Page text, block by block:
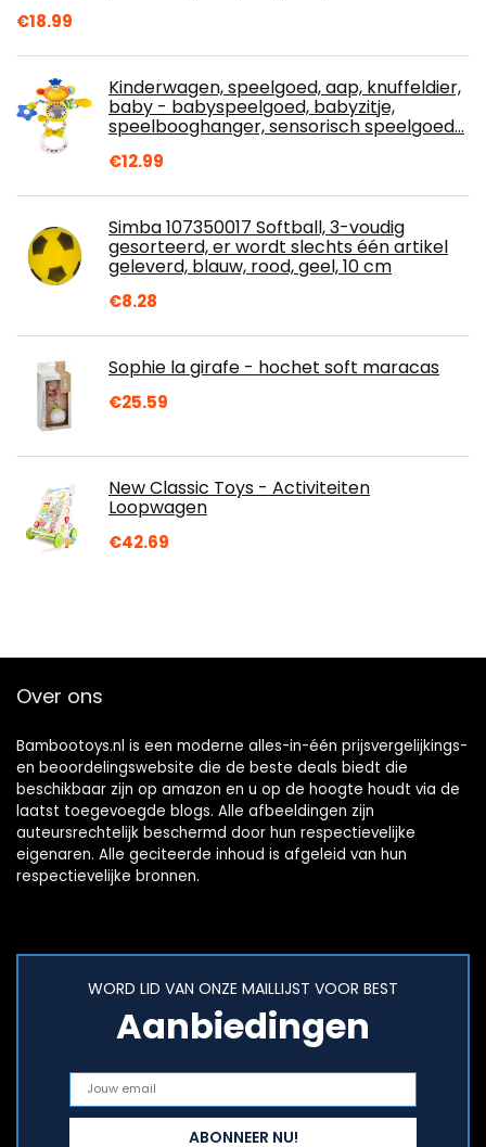
€18.99
Kinderwagen, speelgoed, aap, knuffeldier,
baby - babyspeelgoed, babyzitje,
speelbooghanger, sensorisch speelgoed…
€12.99
Simba 107350017 Softball, 3-voudig
gesorteerd, er wordt slechts één artikel
geleverd, blauw, rood, geel, 10 cm
€8.28
Sophie la girafe - hochet soft maracas
€25.59
New Classic Toys - Activiteiten
Loopwagen
€42.69
Over ons
Bambootoys.nl is een moderne alles-in-één prijsvergelijkings-
en beoordelingswebsite die de beste deals biedt die
beschikbaar zijn op amazon en u op de hoogte houdt via de
laatst toegevoegde blogs. Alle afbeeldingen zijn
auteursrechtelijk beschermd door hun respectievelijke
eigenaren. Alle geciteerde inhoud is afgeleid van hun
respectievelijke bronnen.
WORD LID VAN ONZE MAILLIJST VOOR BEST
Aanbiedingen